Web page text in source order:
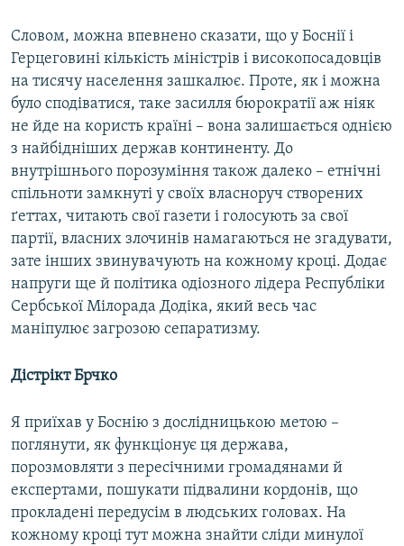
Словом, можна впевнено сказати, що у Боснії і
Герцеговині кількість міністрів і високопосадовців
на тисячу населення зашкалює. Проте, як і можна
було сподіватися, таке засилля бюрократії аж ніяк
не йде на користь країні – вона залишається однією
з найбідніших держав континенту. До
внутрішнього порозуміння також далеко – етнічні
спільноти замкнуті у своїх власноруч створених
ґеттах, читають свої газети і голосують за свої
партії, власних злочинів намагаються не згадувати,
зате інших звинувачують на кожному кроці. Додає
напруги ще й політика одіозного лідера Республіки
Сербської Мілорада Додіка, який весь час
маніпулює загрозою сепаратизму.
Дістрікт Брчко
Я приїхав у Боснію з дослідницькою метою –
поглянути, як функціонує ця держава,
порозмовляти з пересічними громадянами й
експертами, пошукати підвалини кордонів, що
прокладені передусім в людських головах. На
кожному кроці тут можна знайти сліди минулої